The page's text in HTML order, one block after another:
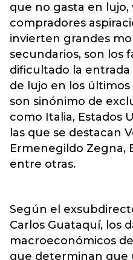
que no gasta en
compradores
invierten grandes
secundarios, son los
dificultado la entrada
de lujo en los últimos
son sinónimo de
como Italia, Estados
las que se destacan
Ermenegildo Zegna,
entre otras.
Según el
Carlos Guataquí, los
macroeconómicos
que determinan que